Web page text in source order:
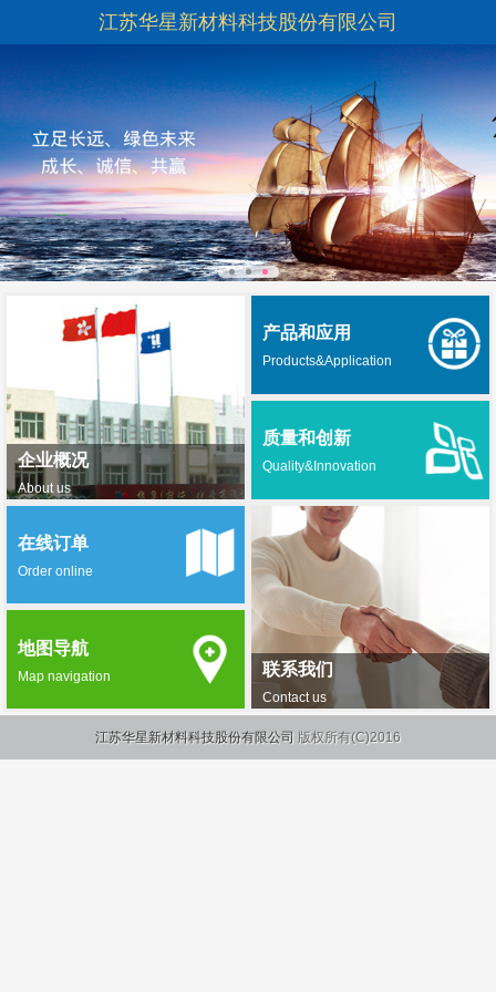
江苏华星新材料科技股份有限公司
企业概况
About us
产品和应用
Products&Application
质量和创新
Quality&Innovation
联系我们
Contact us
在线订单
Order online
地图导航
Map navigation
江苏华星新材料科技股份有限公司 版权所有(C)2016